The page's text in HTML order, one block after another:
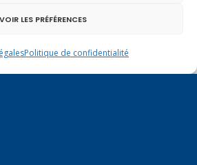
VOIR LES PRÉFÉRENCES
Politique de confidentialité
faisabilité technique et
ont été menées pour
la structuration d’un